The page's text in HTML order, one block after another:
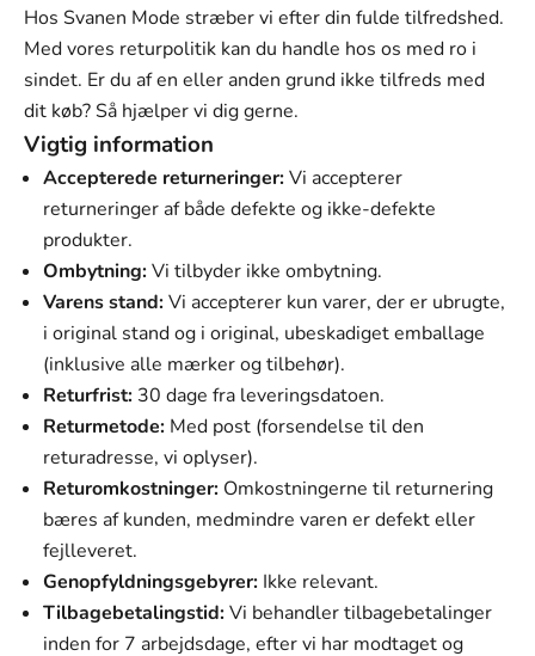
Hos Svanen Mode stræber vi efter din fulde tilfredshed.
Med vores returpolitik kan du handle hos os med ro i
sindet. Er du af en eller anden grund ikke tilfreds med
dit køb? Så hjælper vi dig gerne.
Vigtig information
Accepterede returneringer:Vi accepterer
returneringer af både defekte og ikke-defekte
produkter.
Ombytning:Vi tilbyder ikke ombytning.
Varens stand:Vi accepterer kun varer, der er ubrugte,
i original stand og i original, ubeskadiget emballage
(inklusive alle mærker og tilbehør).
Returfrist: 30 dage fra leveringsdatoen.
Returmetode: Med post (forsendelse til den
returadresse, vi oplyser).
Returomkostninger: Omkostningerne til returnering
bæres af kunden, medmindre varen er defekt eller
fejlleveret.
Genopfyldningsgebyrer: Ikke relevant.
Tilbagebetalingstid:Vi behandler tilbagebetalinger
inden for 7 arbejdsdage, efter vi har modtaget og